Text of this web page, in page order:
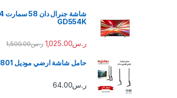
GD554K
ر.س1,025.00 ر.س1,500.00
حامل شاشة ارضي موديل FS-801
ر.س64.00